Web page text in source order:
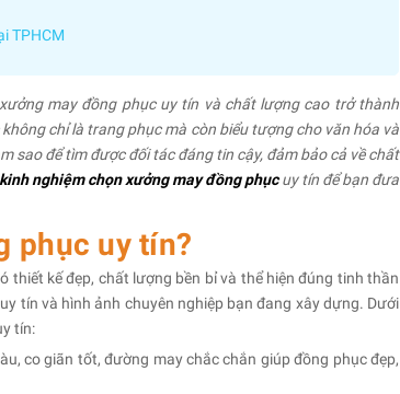
TPHCM
may đồng phục uy tín và chất lượng cao trở thành
chỉ là trang phục mà còn biểu tượng cho văn hóa và
sao để tìm được đối tác đáng tin cậy, đảm bảo cả về chất
kinh nghiệm chọn xưởng may đồng phụcuy tín để bạn đưa
phục uy tín?
kế đẹp, chất lượng bền bỉ và thể hiện đúng tinh thần
tín và hình ảnh chuyên nghiệp bạn đang xây dựng. Dưới
tín:
co giãn tốt, đường may chắc chắn giúp đồng phục đẹp,